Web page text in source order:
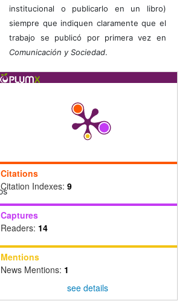
institucional o publicarlo en un libro)
siempre que indiquen claramente que el
trabajo se publicó por primera vez en
Comunicación y Sociedad.
Citations
Citation Indexes: 9
Captures
Readers: 14
Mentions
News Mentions: 1
see details